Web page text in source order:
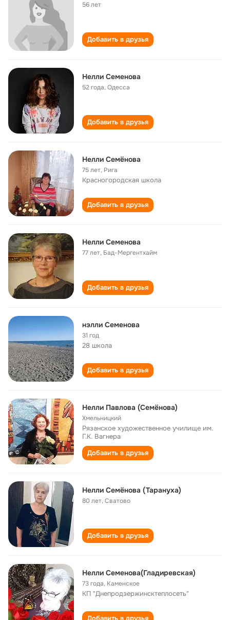
56 лет
Добавить в друзья
Нелли Семенова
52 года,Одесса
Добавить в друзья
Нелли Семёнова
75 лет, Рига
Красногородская школа
Добавить в друзья
Нелли Семенова
77 лет, Бад-Мергентхайм
Добавить в друзья
нэлли Семенова
31 год
28 школа
Добавить в друзья
Нелли Павлова (Семёнова)
Хмельницкий
Рязанское художественное училище им.
Г.К. Вагнера
Добавить в друзья
Нелли Семёнова (Тарануха)
80 лет,Сватово
Добавить в друзья
Нелли Семенова(Гладиревская)
73 года, Каменское
КП "Днепродзержинсктеплосеть"
Добавить в друзья